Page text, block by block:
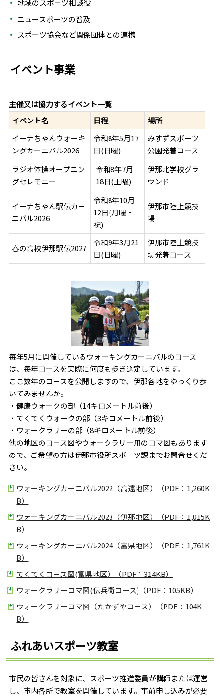
地域のスポーツ相談役
ニュースポーツの普及
スポーツ協会など関係団体との連携
イベント事業
主催又は協力するイベント一覧
イベント名
日程
場所
イーナちゃんウォーキ
ングカーニバル2026
令和8年5月17
日(日曜)
みすずスポーツ
公園発着コース
ラジオ体操オープニン
グセレモニー
令和8年7月
18日(土曜)
伊那北学校グラ
ウンド
イーナちゃん駅伝カー
ニバル2026
令和8年10月
12日(月曜・
祝)
伊那市陸上競技
場
春の高校伊那駅伝2027
令和9年3月21
日(日曜)
伊那市陸上競技
場発着コース
毎年5月に開催しているウォーキングカーニバルのコース
は、毎年コースを実際に何度も歩き選定しています。
ここ数年のコースを公開しますので、伊那各地をゆっくり歩
いてみませんか。
・健康ウォークの部（14キロメートル前後）
・てくてくウォークの部（3キロメートル前後）
・ウォークラリーの部（8キロメートル前後）
他の地区のコース図やウォークラリー用のコマ図もあります
ので、ご希望の方は伊那市役所スポーツ課までお問合せくだ
さい。
ウォーキングカーニバル2022（高遠地区）（PDF：1,260K
B）
ウォーキングカーニバル2023（伊那地区）（PDF：1,015K
B）
ウォーキングカーニバル2024（富県地区）（PDF：1,761K
B）
てくてくコース図(富県地区）（PDF：314KB）
ウォークラリーコマ図(伝兵衛コース)（PDF：105KB）
ウォークラリーコマ図（たかずやコース）（PDF：104K
B）
ふれあいスポーツ教室
市民の皆さんを対象に、スポーツ推進委員が講師または運営
し、市内各所で教室を開催しています。事前申し込みが必要